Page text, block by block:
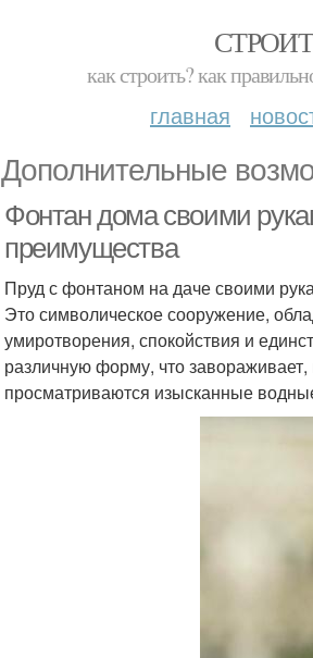
как строить? как
главная
Дополнительные
Фонтан дома своими
преимущества
Пруд с фонтаном на даче своими
Это символическое сооружение,
умиротворения, спокойствия и
различную форму, что
просматриваются изысканные